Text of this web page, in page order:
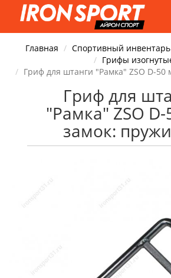
Главная Спортивный инвентарь
Грифы
Гриф для штанги "Рамка" ZSO D-50
Гриф для
"Рамка" ZSO
замок: